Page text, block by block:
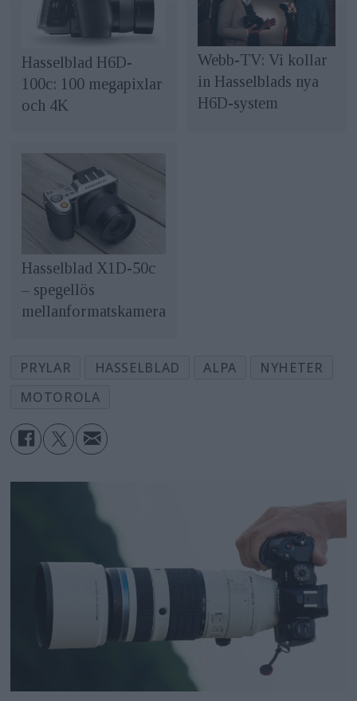
Hasselblad H6D-
100c: 100 megapixlar
och 4K
Webb-TV: Vi kollar
in Hasselblads nya
H6D-system
Hasselblad X1D-50c
– spegellös
mellanformatskamera
PRYLAR HASSELBLAD ALPA
NYHETER
MOTOROLA